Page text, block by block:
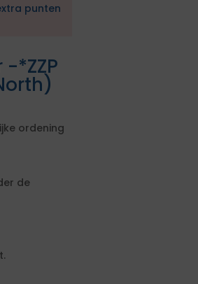
punten
*ZZP
ordening
de